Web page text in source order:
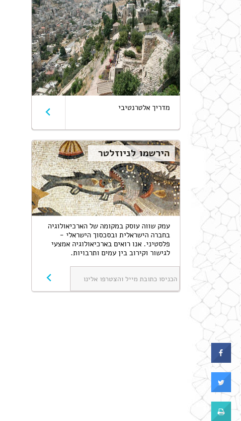
מדריך אלטרנטיבי
הירשמו לניוזלטר
עמק שווה עוסק במקומה‬ ‫של הארכיאולוגיה
בחברה הישראלית ובסכסוך הישראלי -
פלסטיני. אנו רואים בארכיאולוגיה אמצעי
לגישור וקירוב בין עמים ותרבויות.